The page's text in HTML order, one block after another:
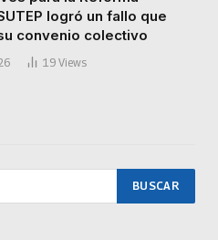
logró un fallo que
convenio colectivo
19 Views